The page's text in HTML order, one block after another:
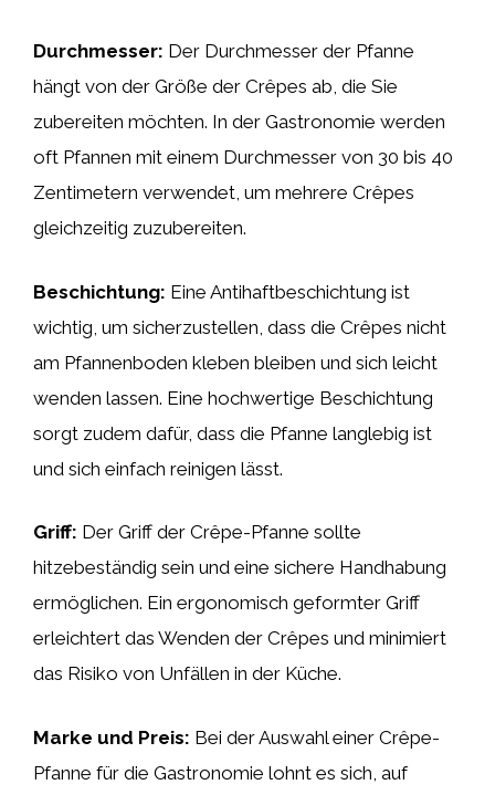
Durchmesser: Der Durchmesser der Pfanne
hängt von der Größe der Crêpes ab, die Sie
zubereiten möchten. In der Gastronomie werden
oft Pfannen mit einem Durchmesser von 30 bis 40
Zentimetern verwendet, um mehrere Crêpes
gleichzeitig zuzubereiten.
Beschichtung: Eine Antihaftbeschichtung ist
wichtig, um sicherzustellen, dass die Crêpes nicht
am Pfannenboden kleben bleiben und sich leicht
wenden lassen. Eine hochwertige Beschichtung
sorgt zudem dafür, dass die Pfanne langlebig ist
und sich einfach reinigen lässt.
Griff: Der Griff der Crêpe-Pfanne sollte
hitzebeständig sein und eine sichere Handhabung
ermöglichen. Ein ergonomisch geformter Griff
erleichtert das Wenden der Crêpes und minimiert
das Risiko von Unfällen in der Küche.
Marke und Preis: Bei der Auswahl einer Crêpe-
Pfanne für die Gastronomie lohnt es sich, auf